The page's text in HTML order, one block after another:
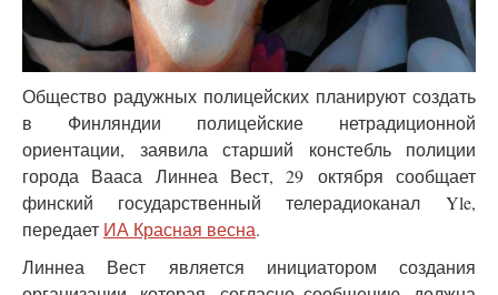
Общество радужных полицейских планируют создать
в Финляндии полицейские нетрадиционной
ориентации, заявила старший констебль полиции
города Вааса Линнеа Вест, 29 октября сообщает
финский государственный телерадиоканал Yle,
передает ИА Красная весна.
Линнеа Вест является инициатором создания